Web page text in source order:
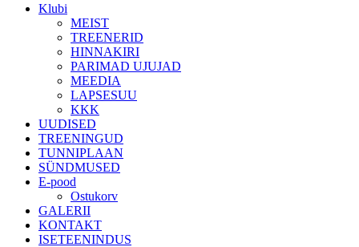
Klubi
MEIST
TREENERID
HINNAKIRI
PARIMAD UJUJAD
MEEDIA
LAPSESUU
KKK
UUDISED
TREENINGUD
TUNNIPLAAN
SÜNDMUSED
E-pood
Ostukorv
GALERII
KONTAKT
ISETEENINDUS